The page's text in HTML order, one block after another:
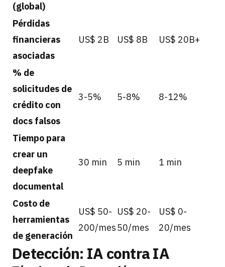
(global)
Pérdidas
financieras
asociadas
US$ 2B US$ 8B US$ 20B+
% de
solicitudes de
crédito con
docs falsos
3-5% 5-8% 8-12%
Tiempo para
crear un
deepfake
documental
30 min 5 min 1 min
Costo de
herramientas
de generación
US$ 50-
200/mes
US$ 20-
50/mes
US$ 0-
20/mes
Detección: IA contra IA